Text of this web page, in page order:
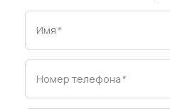
Имя*
Номер телефона*